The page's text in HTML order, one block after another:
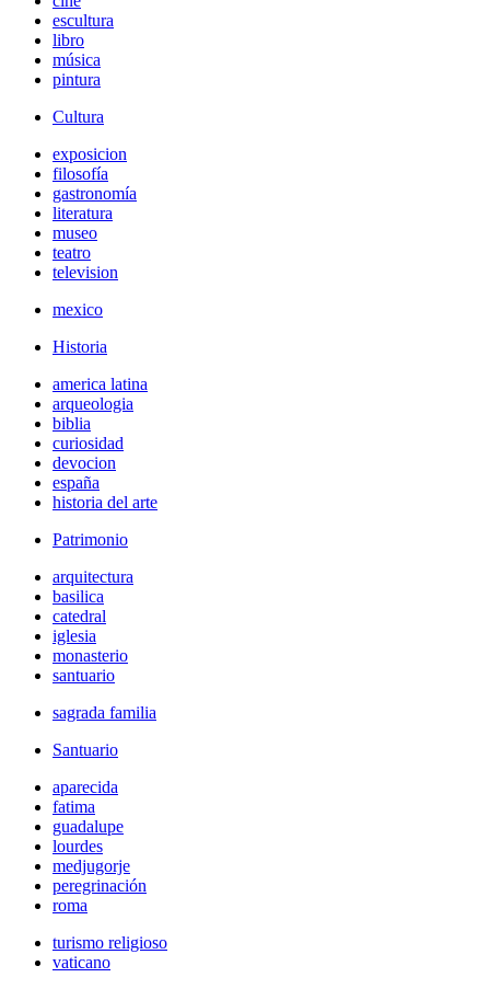
escultura
libro
música
pintura
Cultura
exposicion
filosofía
gastronomía
literatura
museo
teatro
television
mexico
Historia
america latina
arqueologia
biblia
curiosidad
devocion
españa
historia del arte
Patrimonio
arquitectura
basilica
catedral
iglesia
monasterio
santuario
sagrada familia
Santuario
aparecida
fatima
guadalupe
lourdes
medjugorje
peregrinación
roma
turismo religioso
vaticano